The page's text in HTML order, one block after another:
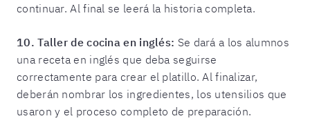
continuar. Al final se leerá la historia completa.
10. Taller de cocina en inglés: Se dará a los alumnos
una receta en inglés que deba seguirse
correctamente para crear el platillo. Al finalizar,
deberán nombrar los ingredientes, los utensilios que
usaron y el proceso completo de preparación.